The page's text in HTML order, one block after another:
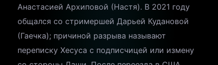
Анастасией Архиповой (Настя). В 2021 году
общался со стримершей Дарьей Кудановой
(Гаечка); причиной разрыва называют
переписку Хесуса с подписчицей или измену